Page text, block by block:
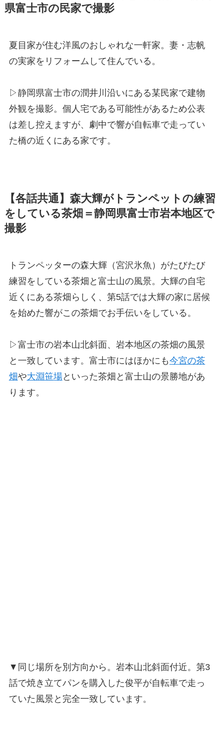
県富士市の民家で撮影
夏目家が住む洋風のおしゃれな一軒家。妻・志帆
の実家をリフォームして住んでいる。
▷静岡県富士市の潤井川沿いにある某民家で建物
外観を撮影。個人宅である可能性があるため公表
は差し控えますが、劇中で響が自転車で走ってい
た橋の近くにある家です。
【各話共通】森大輝がトランペットの練習
をしている茶畑＝静岡県富士市岩本地区で
撮影
トランペッターの森大輝（宮沢氷魚）がたびたび
練習をしている茶畑と富士山の風景。大輝の自宅
近くにある茶畑らしく、第5話では大輝の家に居候
を始めた響がこの茶畑でお手伝いをしている。
▷富士市の岩本山北斜面、岩本地区の茶畑の風景
と一致しています。富士市にはほかにも今宮の茶
畑や大淵笹場といった茶畑と富士山の景勝地があ
ります。
▼同じ場所を別方向から。岩本山北斜面付近。第3
話で焼き立てパンを購入した俊平が自転車で走っ
ていた風景と完全一致しています。